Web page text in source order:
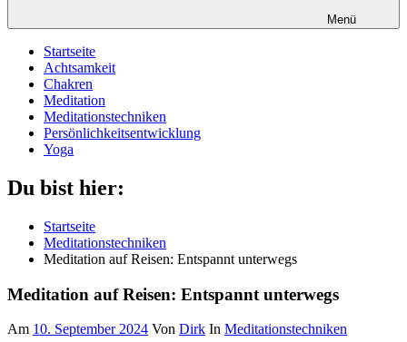
Menü
Startseite
Achtsamkeit
Chakren
Meditation
Meditationstechniken
Persönlichkeitsentwicklung
Yoga
Du bist hier:
Startseite
Meditationstechniken
Meditation auf Reisen: Entspannt unterwegs
Meditation auf Reisen: Entspannt unterwegs
Am 10. September 2024 Von Dirk In Meditationstechniken